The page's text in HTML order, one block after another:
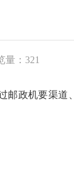
量： 321
邮政机要渠道